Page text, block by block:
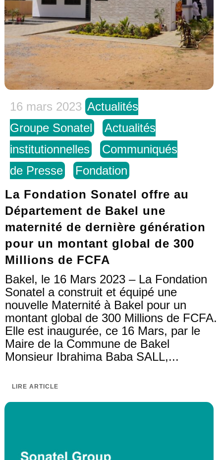
16 mars 2023 Actualités
Groupe Sonatel
Actualités
institutionnelles
Communiqués
de Presse
Fondation
La Fondation Sonatel offre au
Département de Bakel une
maternité de dernière génération
pour un montant global de 300
Millions de FCFA
Bakel, le 16 Mars 2023 – La Fondation
Sonatel a construit et équipé une
nouvelle Maternité à Bakel pour un
montant global de 300 Millions de FCFA.
Elle est inaugurée, ce 16 Mars, par le
Maire de la Commune de Bakel
Monsieur Ibrahima Baba SALL,...
LIRE ARTICLE